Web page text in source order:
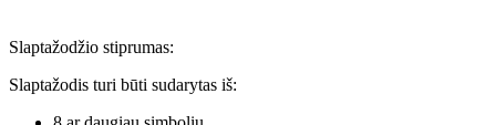
Slaptažodžio stiprumas:
Slaptažodis turi būti sudarytas iš: